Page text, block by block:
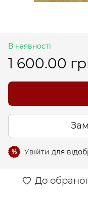
В наявності
1 600.00
% Увійти для
До